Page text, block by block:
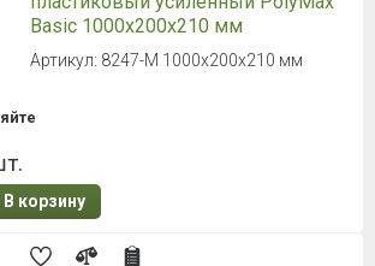
Basic 1000х200х210 мм
Артикул: 8247-М 1000х200х210 мм
В корзину